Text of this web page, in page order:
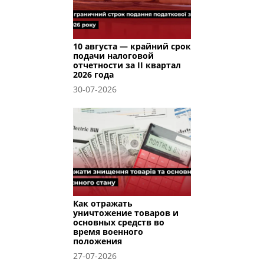
10 августа — крайний срок
подачи налоговой
отчетности за II квартал
2026 года
30-07-2026
Как отражать
уничтожение товаров и
основных средств во
время военного
положения
27-07-2026